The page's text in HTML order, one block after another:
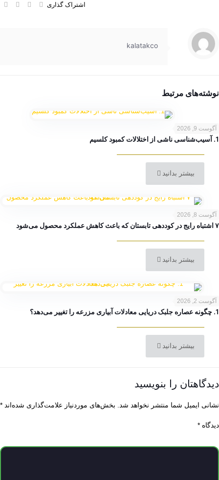
اشتراک گذاری
kalatakco
نوشته‌های مرتبط
آگوست 9, 2026
1. آسیب‌شناسی ناشی از اختلالات کمبود کلسیم
بیشتر بدانید
آگوست 8, 2026
۷ اشتباه رایج در کوددهی تابستان که باعث کاهش عملکرد محصول می‌شود
بیشتر بدانید
آگوست 2, 2026
1. چگونه عصاره جلبک دریایی معادلات آبیاری مزرعه را تغییر می‌دهد؟
بیشتر بدانید
دیدگاهتان را بنویسید
نشانی ایمیل شما منتشر نخواهد شد. بخش‌های موردنیاز علامت‌گذاری شده‌اند *
دیدگاه *